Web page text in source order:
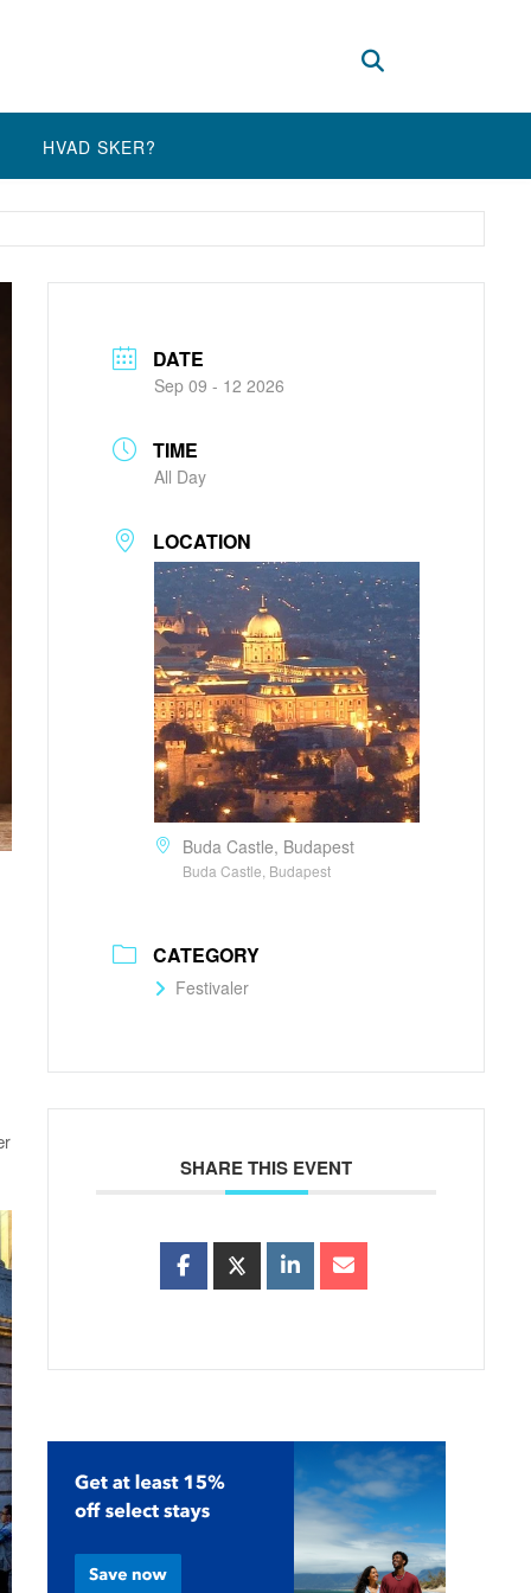
HVAD SKER?
DATE
Sep 09 - 12 2026
TIME
All Day
LOCATION
Buda Castle, Budapest
Buda Castle, Budapest
CATEGORY
Festivaler
SHARE THIS EVENT